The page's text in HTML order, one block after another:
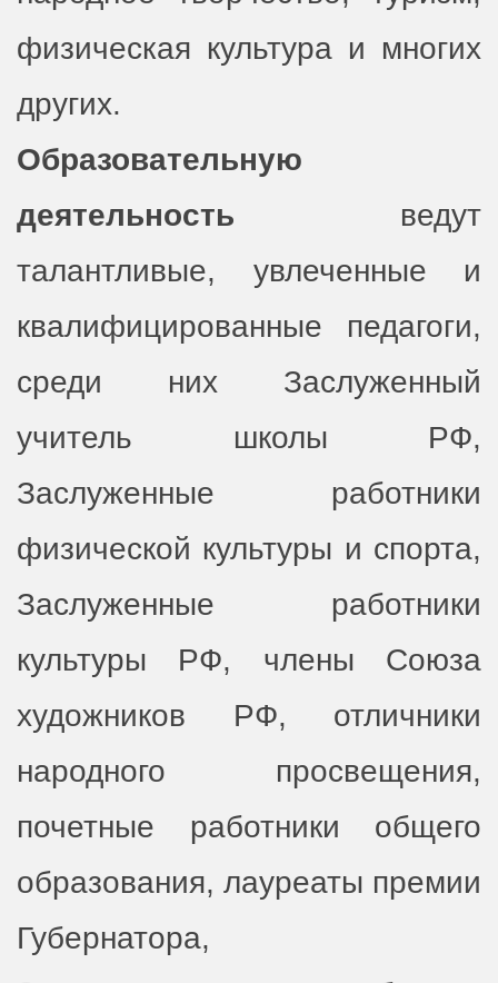
физическая культура и многих
других.
Образовательную
деятельность ведут
талантливые, увлеченные и
квалифицированные педагоги,
среди них Заслуженный
учитель школы РФ,
Заслуженные работники
физической культуры и спорта,
Заслуженные работники
культуры РФ, члены Союза
художников РФ, отличники
народного просвещения,
почетные работники общего
образования, лауреаты премии
Губернатора,